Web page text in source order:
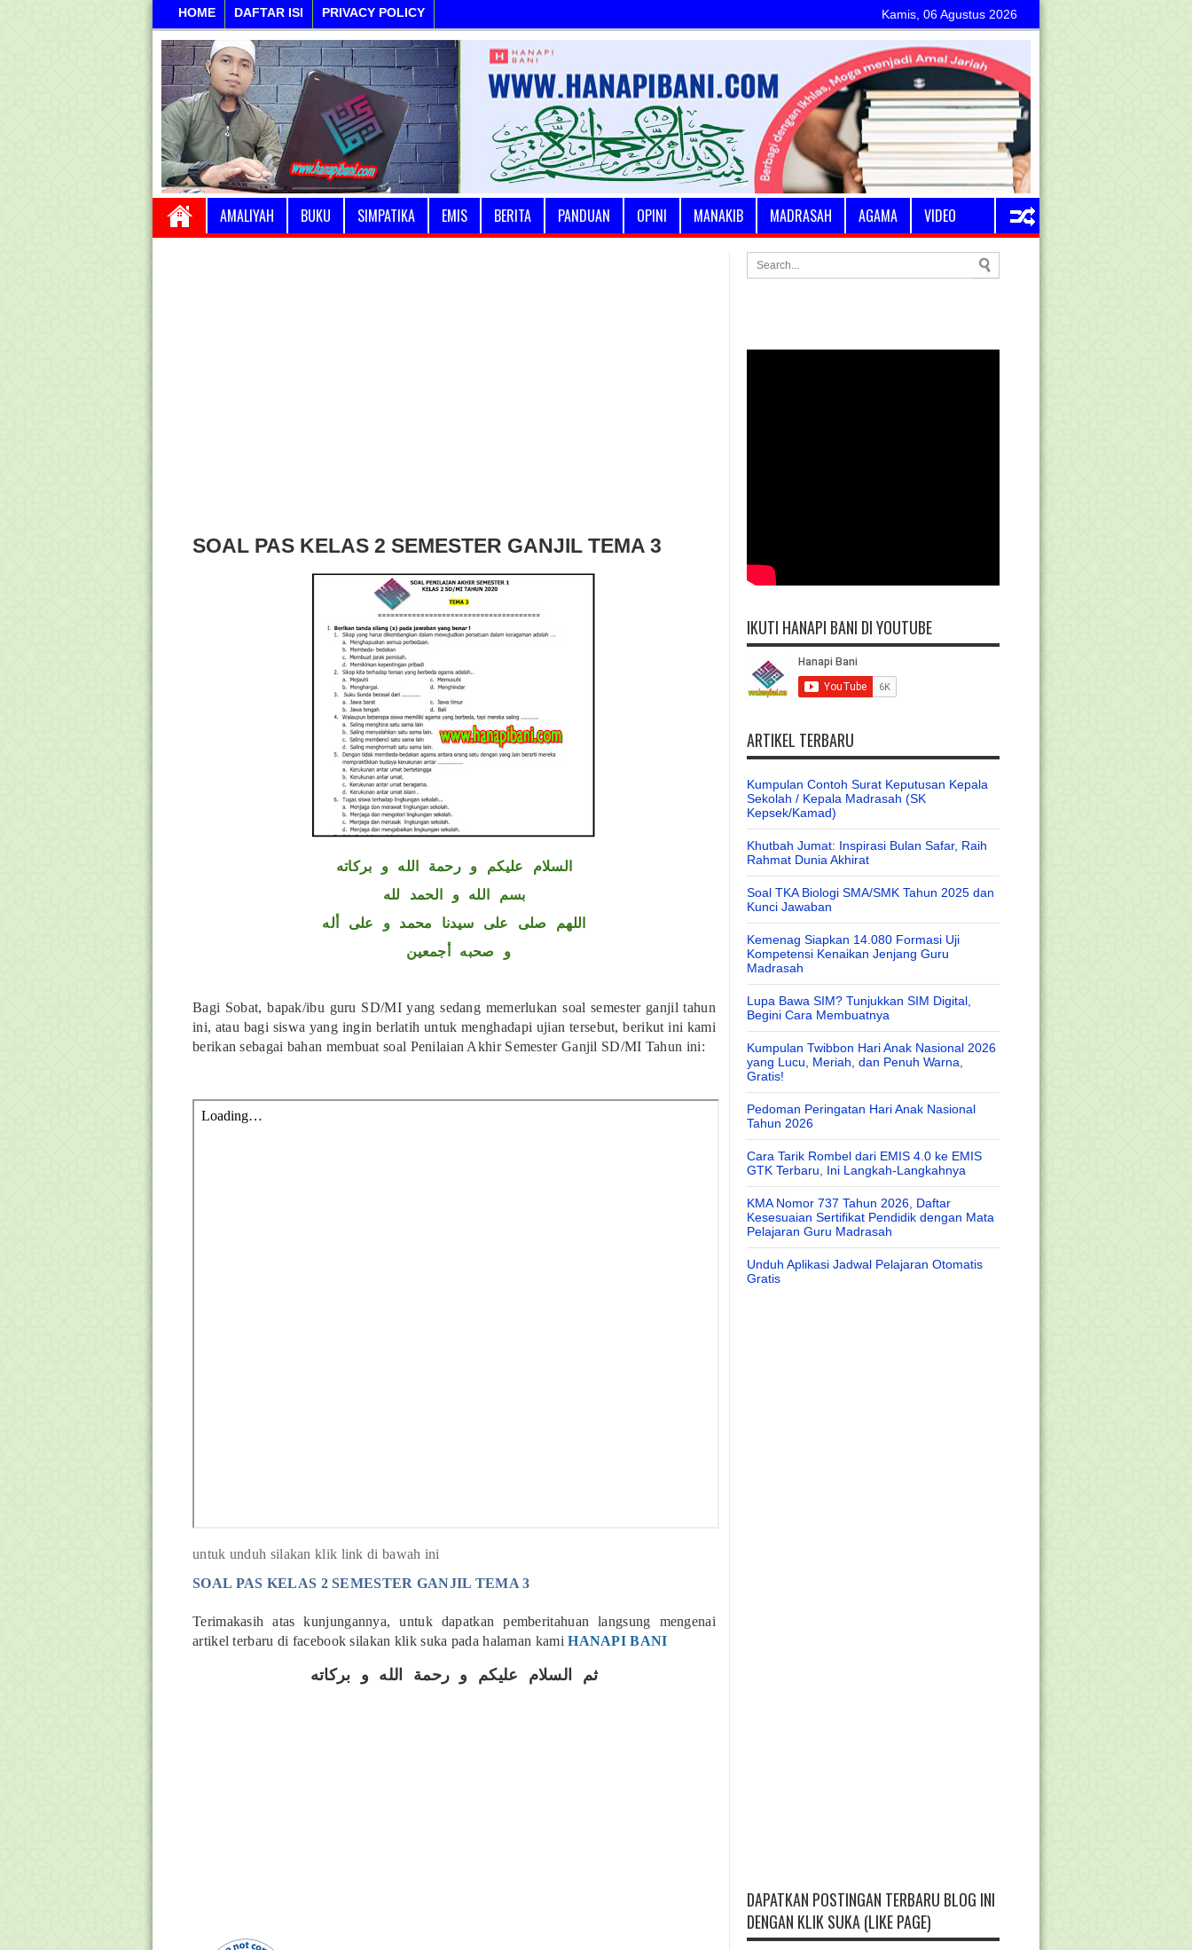
HOME DAFTAR ISI PRIVACY POLICY Kamis, 06 Agustus 2026
AMALIYAH BUKU SIMPATIKA EMIS BERITA PANDUAN OPINI MANAKIB MADRASAH AGAMA VIDEO
SOAL PAS KELAS 2 SEMESTER GANJIL TEMA 3
السلام عليكم و رحمة الله و بركاته
بسم الله و الحمد لله
اللهم صلى على سيدنا محمد و على أله
و صحبه أجمعين
Bagi Sobat, bapak/ibu guru SD/MI yang sedang memerlukan soal semester ganjil tahun
ini, atau bagi siswa yang ingin berlatih untuk menghadapi ujian tersebut, berikut ini kami
berikan sebagai bahan membuat soal Penilaian Akhir Semester Ganjil SD/MI Tahun ini:
untuk unduh silakan klik link di bawah ini
SOAL PAS KELAS 2 SEMESTER GANJIL TEMA 3
Terimakasih atas kunjungannya, untuk dapatkan pemberitahuan langsung mengenai
artikel terbaru di facebook silakan klik suka pada halaman kami HANAPI BANI
ثم السلام عليكم و رحمة الله و بركاته
IKUTI HANAPI BANI DI YOUTUBE
ARTIKEL TERBARU
Kumpulan Contoh Surat Keputusan Kepala
Sekolah / Kepala Madrasah (SK
Kepsek/Kamad)
Khutbah Jumat: Inspirasi Bulan Safar, Raih
Rahmat Dunia Akhirat
Soal TKA Biologi SMA/SMK Tahun 2025 dan
Kunci Jawaban
Kemenag Siapkan 14.080 Formasi Uji
Kompetensi Kenaikan Jenjang Guru
Madrasah
Lupa Bawa SIM? Tunjukkan SIM Digital,
Begini Cara Membuatnya
Kumpulan Twibbon Hari Anak Nasional 2026
yang Lucu, Meriah, dan Penuh Warna,
Gratis!
Pedoman Peringatan Hari Anak Nasional
Tahun 2026
Cara Tarik Rombel dari EMIS 4.0 ke EMIS
GTK Terbaru, Ini Langkah-Langkahnya
KMA Nomor 737 Tahun 2026, Daftar
Kesesuaian Sertifikat Pendidik dengan Mata
Pelajaran Guru Madrasah
Unduh Aplikasi Jadwal Pelajaran Otomatis
Gratis
DAPATKAN POSTINGAN TERBARU BLOG INI
DENGAN KLIK SUKA (LIKE PAGE)